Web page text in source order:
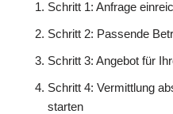
Schritt 1: Anfrage
Schritt 2: Passende
Schritt 3: Angebot für
Schritt 4: Vermittlung
starten